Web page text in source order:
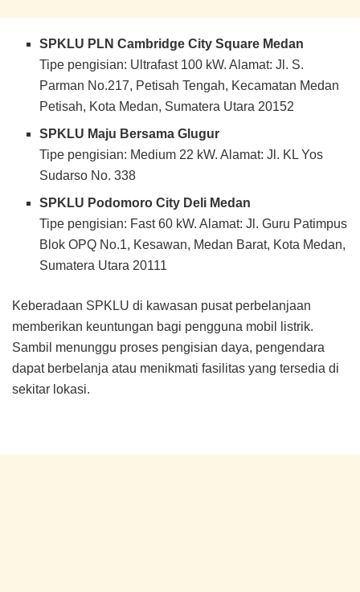
SPKLU PLN Cambridge City Square Medan
Tipe pengisian: Ultrafast 100 kW. Alamat: Jl. S.
Parman No.217, Petisah Tengah, Kecamatan Medan
Petisah, Kota Medan, Sumatera Utara 20152
SPKLU Maju Bersama Glugur
Tipe pengisian: Medium 22 kW. Alamat: Jl. KL Yos
Sudarso No. 338
SPKLU Podomoro City Deli Medan
Tipe pengisian: Fast 60 kW. Alamat: Jl. Guru Patimpus
Blok OPQ No.1, Kesawan, Medan Barat, Kota Medan,
Sumatera Utara 20111
Keberadaan SPKLU di kawasan pusat perbelanjaan
memberikan keuntungan bagi pengguna mobil listrik.
Sambil menunggu proses pengisian daya, pengendara
dapat berbelanja atau menikmati fasilitas yang tersedia di
sekitar lokasi.